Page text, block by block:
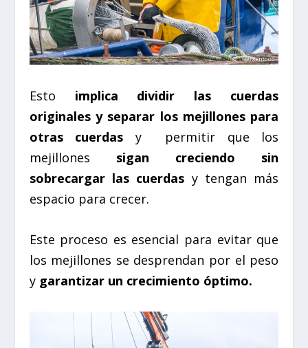
Esto implica dividir las cuerdas
originales y separar los mejillones para
otras cuerdas y
permitir que los
mejillones sigan creciendo sin
sobrecargar las cuerdas y tengan más
espacio para crecer.
Este proceso es esencial para evitar que
los mejillones se desprendan por el peso
y garantizar un crecimiento óptimo.